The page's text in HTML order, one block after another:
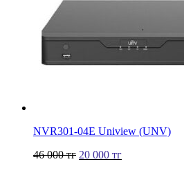
NVR301-04Е Uniview (UNV)
46 000тг 20 000 тг